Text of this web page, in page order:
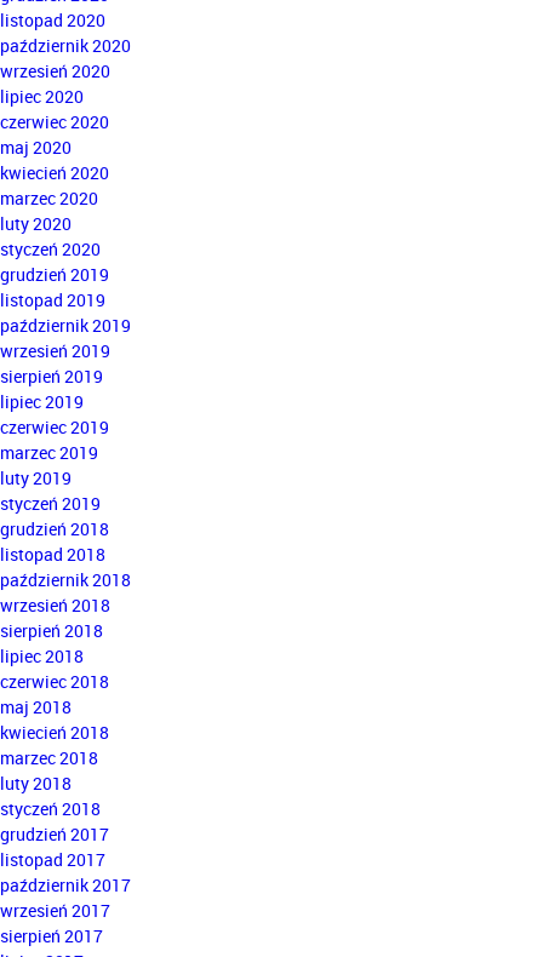
listopad 2020
październik 2020
wrzesień 2020
lipiec 2020
czerwiec 2020
maj 2020
kwiecień 2020
marzec 2020
luty 2020
styczeń 2020
grudzień 2019
listopad 2019
październik 2019
wrzesień 2019
sierpień 2019
lipiec 2019
czerwiec 2019
marzec 2019
luty 2019
styczeń 2019
grudzień 2018
listopad 2018
październik 2018
wrzesień 2018
sierpień 2018
lipiec 2018
czerwiec 2018
maj 2018
kwiecień 2018
marzec 2018
luty 2018
styczeń 2018
grudzień 2017
listopad 2017
październik 2017
wrzesień 2017
sierpień 2017